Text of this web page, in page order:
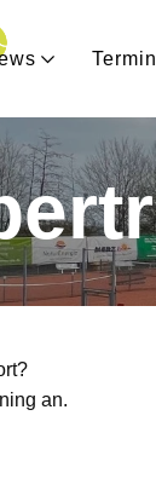
an.